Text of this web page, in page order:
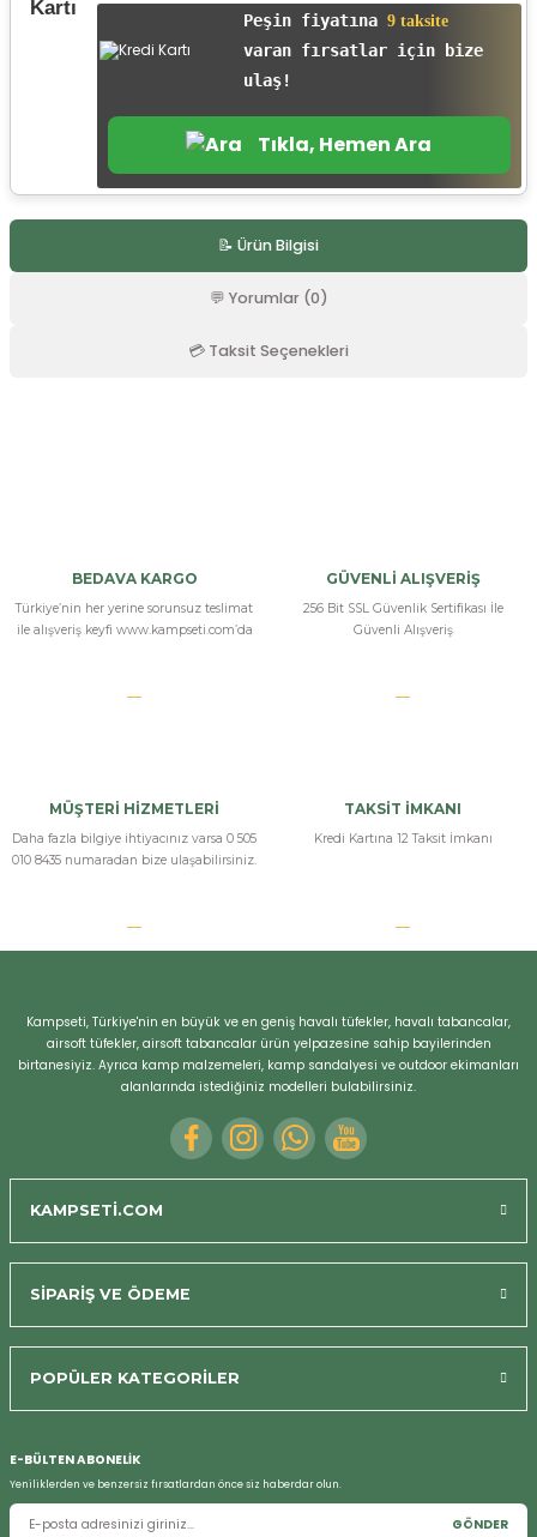
Peşin fiyatına 9 taksite
varan fırsatlar için bize
ulaş!
Tıkla, Hemen Ara
📝 Ürün Bilgisi
💬 Yorumlar (0)
💳 Taksit Seçenekleri
BEDAVA KARGO
Türkiye’nin her yerine sorunsuz teslimat
ile alışveriş keyfi www.kampseti.com’da
GÜVENLİ ALIŞVERİŞ
256 Bit SSL Güvenlik Sertifikası İle
Güvenli Alışveriş
MÜŞTERİ HİZMETLERİ
Daha fazla bilgiye ihtiyacınız varsa 0 505
010 8435 numaradan bize ulaşabilirsiniz.
TAKSİT İMKANI
Kredi Kartına 12 Taksit İmkanı
Kampseti, Türkiye'nin en büyük ve en geniş havalı tüfekler, havalı tabancalar,
airsoft tüfekler, airsoft tabancalar ürün yelpazesine sahip bayilerinden
birtanesiyiz. Ayrıca kamp malzemeleri, kamp sandalyesi ve outdoor ekimanları
alanlarında istediğiniz modelleri bulabilirsiniz.
KAMPSETİ.COM
SİPARİŞ VE ÖDEME
POPÜLER KATEGORİLER
E-BÜLTEN ABONELİK
Yeniliklerden ve benzersiz fırsatlardan önce siz haberdar olun.
GÖNDER
Bizi Arayın